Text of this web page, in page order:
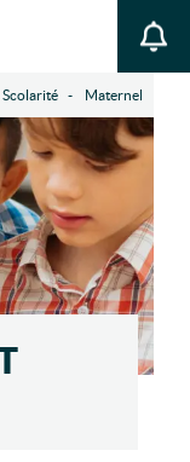
Scolarité Maternelle et